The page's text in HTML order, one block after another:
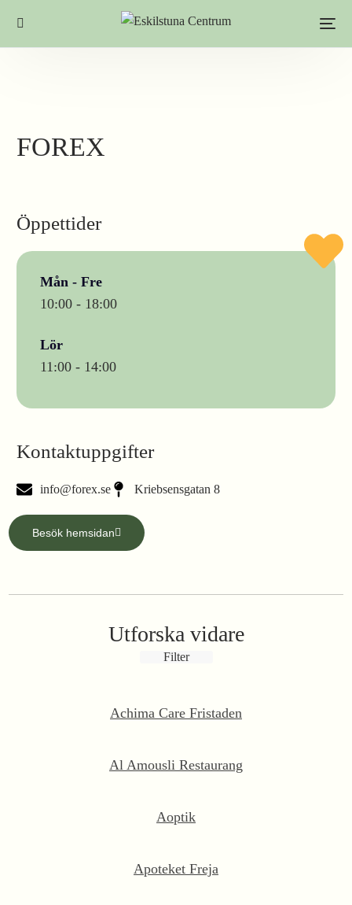
FOREX
Öppettider
Mån - Fre
10:00 - 18:00
Lör
11:00 - 14:00
Kontaktuppgifter
info@forex.se Kriebsensgatan 8
Besök hemsidan
Utforska vidare
Filter
Achima Care Fristaden
Al Amousli Restaurang
Aoptik
Apoteket Freja